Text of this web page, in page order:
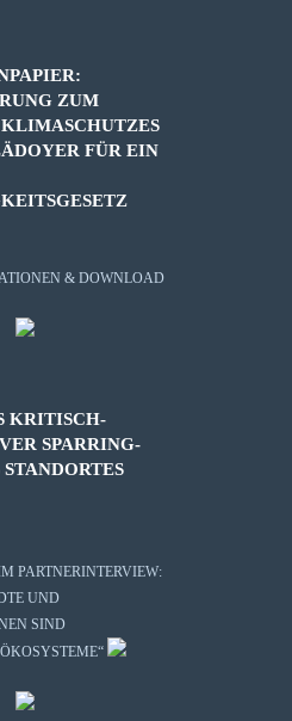
ZUM
FÜR EIN
& DOWNLOAD
KRITISCH-
SPARRING-
PARTNERINTERVIEW:
UND
SIND